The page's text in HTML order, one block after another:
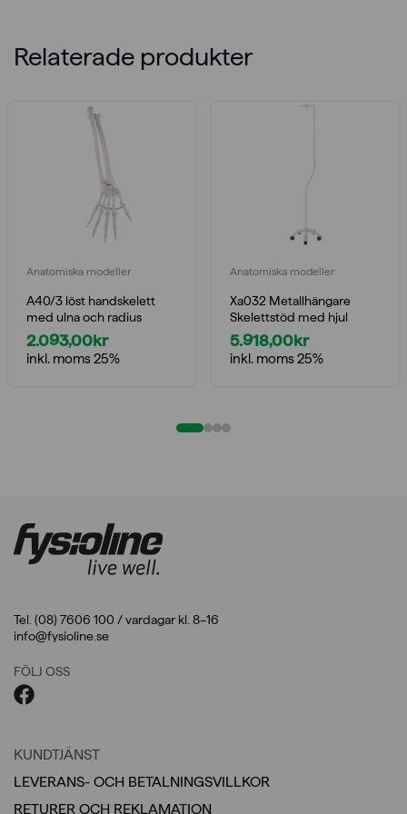
Relaterade produkter
Anatomiska modeller
A40/3 löst handskelett
med ulna och radius
2.093,00kr
inkl. moms 25%
Anatomiska modeller
Xa032 Metallhängare
Skelettstöd med hjul
5.918,00kr
inkl. moms 25%
Tel. (08) 7606 100 / vardagar kl. 8–16
info@fysioline.se
FÖLJ OSS
KUNDTJÄNST
LEVERANS- OCH BETALNINGSVILLKOR
RETURER OCH REKLAMATION